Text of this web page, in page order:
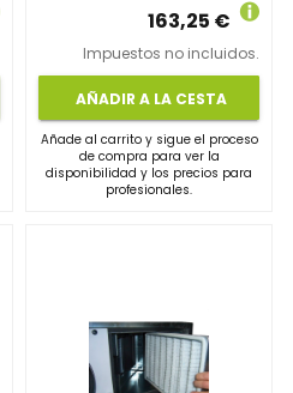
163,25 €
Impuestos no incluidos.
AÑADIR A LA CESTA
Añade al carrito y sigue el proceso
de compra para ver la
disponibilidad y los precios para
profesionales.